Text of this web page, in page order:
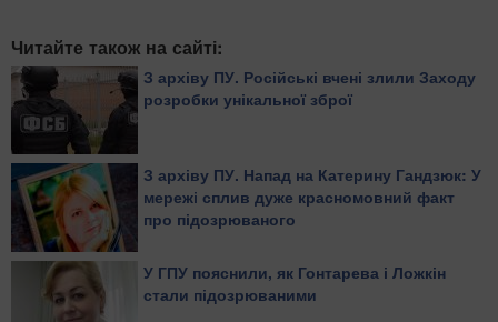
Читайте також на сайті:
З архіву ПУ. Російські вчені злили Заходу
розробки унікальної зброї
З архіву ПУ. Напад на Катерину Гандзюк: У
мережі сплив дуже красномовний факт
про підозрюваного
У ГПУ пояснили, як Гонтарева і Ложкін
стали підозрюваними